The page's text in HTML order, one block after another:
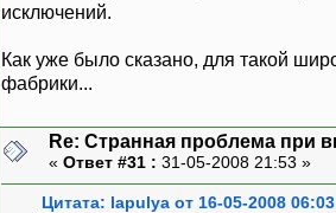
исключений.
Как уже было сказано, для такой
фабрики...
Re: Странная проблема при
« Ответ #31 : 31-05-2008 21:53 »
Цитата: lapulya от 16-05-2008 06:03